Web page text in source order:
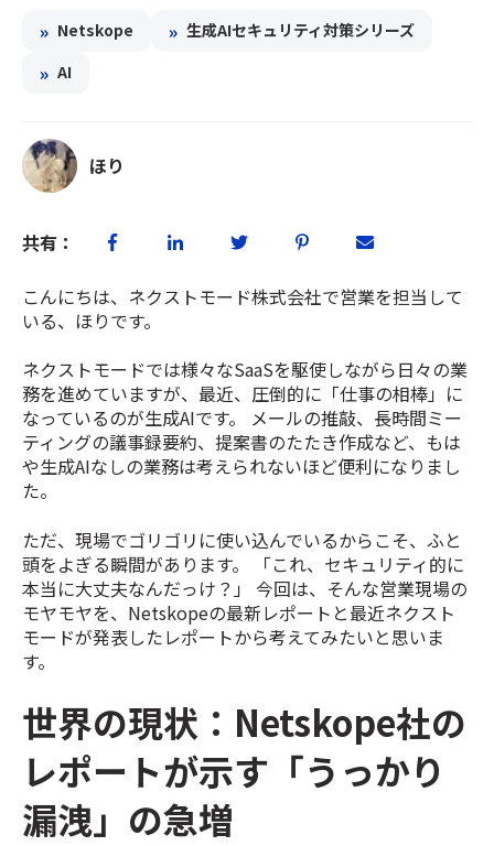
» Netskope » 生成AIセキュリティ対策シリーズ
» AI
ほり
共有：
こんにちは、ネクストモード株式会社で営業を担当して
いる、ほりです。
ネクストモードでは様々なSaaSを駆使しながら日々の業
務を進めていますが、最近、圧倒的に「仕事の相棒」に
なっているのが生成AIです。 メールの推敲、長時間ミー
ティングの議事録要約、提案書のたたき作成など、もは
や生成AIなしの業務は考えられないほど便利になりまし
た。
ただ、現場でゴリゴリに使い込んでいるからこそ、ふと
頭をよぎる瞬間があります。 「これ、セキュリティ的に
本当に大丈夫なんだっけ？」 今回は、そんな営業現場の
モヤモヤを、Netskopeの最新レポートと最近ネクスト
モードが発表したレポートから考えてみたいと思いま
す。
世界の現状：Netskope社の
レポートが示す「うっかり
漏洩」の急増